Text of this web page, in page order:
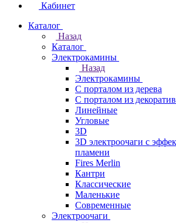
Кабинет
Каталог
Назад
Каталог
Электрокамины
Назад
Электрокамины
С порталом из дерева
С порталом из
Линейные
Угловые
3D
3D электроочаги с
пламени
Fires Merlin
Кантри
Классические
Маленькие
Современные
Электроочаги